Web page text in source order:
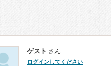
ゲスト さん
ログインしてください